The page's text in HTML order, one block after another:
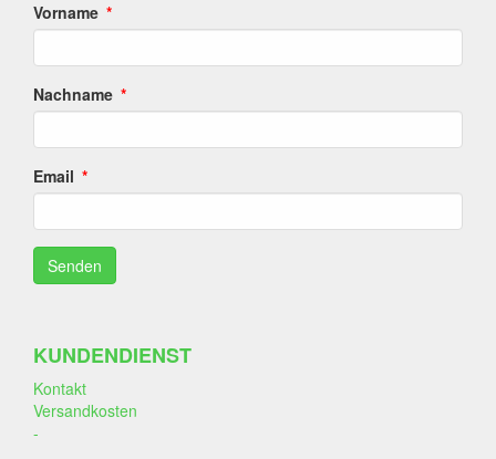
Vorname
Nachname
Email
KUNDENDIENST
Kontakt
Versandkosten
-